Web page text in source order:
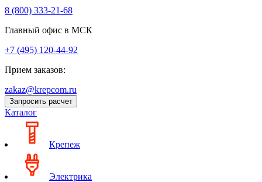
8 (800) 333‑21-68
Главный офис в МСК
+7 (495) 120-44-92
Прием заказов:
zakaz@krepcom.ru
Запросить расчет
Каталог
Крепеж
Электрика